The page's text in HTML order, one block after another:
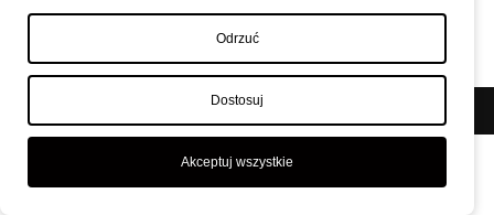
Polityka prywatności
Odrzuć
Dostosuj
Akceptuj wszystkie